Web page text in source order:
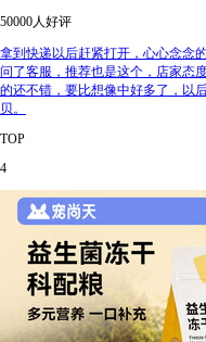
50000人好评
拿到快递以后赶紧打开，心心念念
问了客服，推荐也是这个，店家态
的还不错，要比想像中好多了，以
贝。
TOP
4